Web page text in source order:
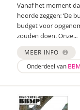
Vanaf het moment
hoorde zeggen: ‘De
budget voor
zouden doen. Onze...
MEER INFO
Onderdeel van